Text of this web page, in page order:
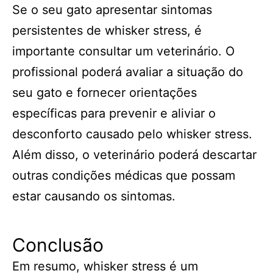
Se o seu gato apresentar sintomas
persistentes de whisker stress, é
importante consultar um veterinário. O
profissional poderá avaliar a situação do
seu gato e fornecer orientações
específicas para prevenir e aliviar o
desconforto causado pelo whisker stress.
Além disso, o veterinário poderá descartar
outras condições médicas que possam
estar causando os sintomas.
Conclusão
Em resumo, whisker stress é um